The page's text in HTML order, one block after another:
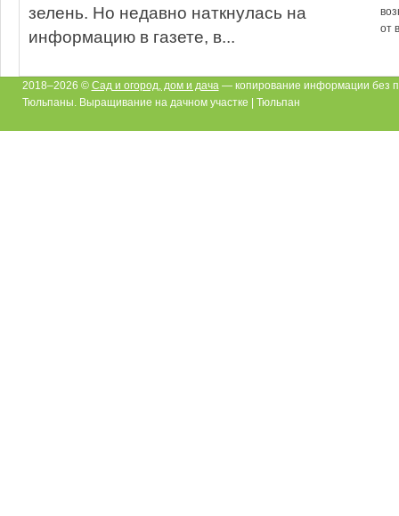
зелень. Но недавно наткнулась на
информацию в газете, в...
от
2018–2026 © Сад и огород, дом и дача — копирование информации без
Тюльпаны. Выращивание на дачном участке | Тюльпан